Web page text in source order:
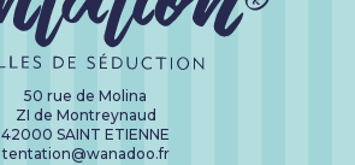
50 rue de Molina
ZI de Montreynaud
42000 SAINT ETIENNE
tentation@wanadoo.fr